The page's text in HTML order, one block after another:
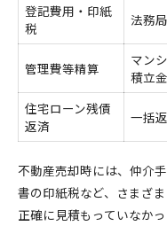
登記費用・印紙
税
法務
管理費等精算
マン
積立金
住宅ローン残債
返済
一括
不動産売却時には、仲介
書の印紙税など、さまざ
正確に見積もっていなか